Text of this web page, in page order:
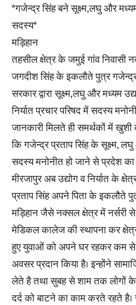
*गजेन्द्र सिंह बने सूक्ष्म,लघु और
सदस्य*
मड़िहान
तहसील क्षेत्र के जमुई गांव निवासी
जगदीश सिंह के इकलौते पुत्र गजेन्द्र
सरकार द्वारा सूक्ष्म,लघु और मध्यम
निर्यात प्रचार परिषद में सदस्य
जानकारी मिलते ही समर्थकों में खुशी
कि गजेन्द्र प्रताप सिंह के सूक्ष्म,
सदस्य मनोनीत हो जाने से प्रदेश
मीरजापुर अब उद्योग व निर्यात के
प्रताप सिंह अपने पिता के इकलौते
मड़िहान जैसे नक्सल क्षेत्र में नर्सरी
मेडिकल कालेज की स्थापना कर
हुए युवाओं को अपने घर रहकर कम
अवसर प्रदान किया है। इन्होंने
लेते है तथा सुबह से शाम तक लोगों
दर्द को बाटने का काम करते रहते